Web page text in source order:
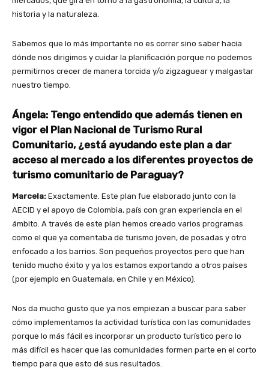
Join our
Subscribe to get our latest
historia y la naturaleza.
Sabemos que lo más importante no es correr sino saber hacia
dónde nos dirigimos y cuidar la planificación porque no podemos
permitirnos crecer de manera torcida y/o zigzaguear y malgastar
nuestro tiempo.
Ángela: Tengo entendido que además tienen en
vigor el Plan Nacional de Turismo Rural
Comunitario, ¿está ayudando este plan a dar
acceso al mercado a los diferentes proyectos de
turismo comunitario de Paraguay?
Marcela: Exactamente. Este plan fue elaborado junto con la
AECID y el apoyo de Colombia, país con gran experiencia en el
ámbito. A través de este plan hemos creado varios programas
como el que ya comentaba de turismo joven, de posadas y otro
enfocado a los barrios. Son pequeños proyectos pero que han
tenido mucho éxito y ya los estamos exportando a otros países
(por ejemplo en Guatemala, en Chile y en México).
Nos da mucho gusto que ya nos empiezan a buscar para saber
cómo implementamos la actividad turística con las comunidades
porque lo más fácil es incorporar un producto turístico pero lo
más difícil es hacer que las comunidades formen parte en el corto
tiempo para que esto dé sus resultados.